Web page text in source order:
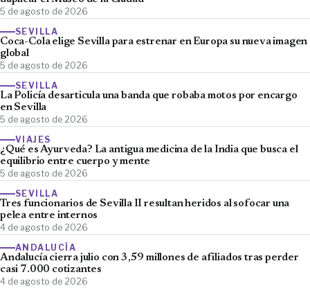
5 de agosto de 2026
SEVILLA
Coca-Cola elige Sevilla para estrenar en Europa su nueva imagen
global
5 de agosto de 2026
SEVILLA
La Policía desarticula una banda que robaba motos por encargo
en Sevilla
5 de agosto de 2026
VIAJES
¿Qué es Ayurveda? La antigua medicina de la India que busca el
equilibrio entre cuerpo y mente
5 de agosto de 2026
SEVILLA
Tres funcionarios de Sevilla II resultan heridos al sofocar una
pelea entre internos
4 de agosto de 2026
ANDALUCÍA
Andalucía cierra julio con 3,59 millones de afiliados tras perder
casi 7.000 cotizantes
4 de agosto de 2026